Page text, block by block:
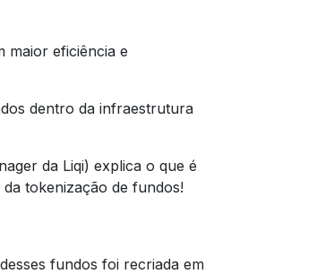
maior eficiência e
dentro da infraestrutura
da Liqi) explica o que é
tokenização de fundos!
fundos foi recriada em